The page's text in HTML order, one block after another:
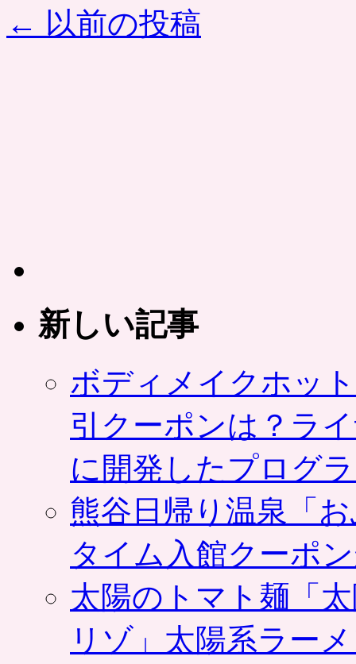
← 以前の投稿
新しい記事
ボディメイクホッ
引クーポンは？ラ
に開発したプログ
熊谷日帰り温泉「
タイム入館クーポ
太陽のトマト麺「
リゾ」太陽系ラー